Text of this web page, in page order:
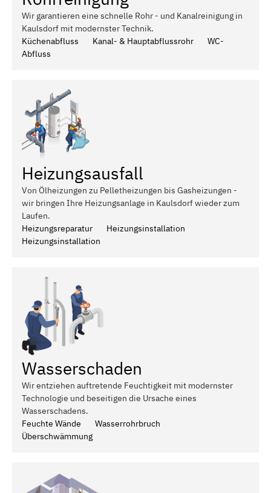
Wir garantieren eine schnelle Rohr - und Kanalreinigung in
Kaulsdorf mit modernster Technik.
Küchenabfluss
Kanal- & Hauptabflussrohr
WC-
Abfluss
Heizungsausfall
Von Ölheizungen zu Pelletheizungen bis Gasheizungen -
wir bringen Ihre Heizungsanlage in Kaulsdorf wieder zum
Laufen.
Heizungsreparatur
Heizungsinstallation
Heizungsinstallation
Wasserschaden
Wir entziehen auftretende Feuchtigkeit mit modernster
Technologie und beseitigen die Ursache eines
Wasserschadens.
Feuchte Wände
Wasserrohrbruch
Überschwämmung